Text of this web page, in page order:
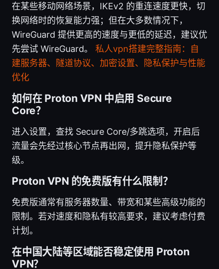
在某些移动网络场景，IKEv2 的重连速度更快，切
换网络时的恢复能力强；但在大多数情况下，
WireGuard 提供更高的速度与更低的延迟，建议优
先尝试 WireGuard。 私人vpn搭建完整指南：自
建服务器、隧道协议、加密设置、隐私保护与性能
优化
如何在 Proton VPN 中启用 Secure
Core？
进入设置，查找 Secure Core/多跳选项，开启后
流量会先经过核心节点再出网，提升隐私保护等
级。
Proton VPN 的免费版有什么限制？
免费版通常有服务器数量、带宽和某些高级功能的
限制。若对速度和隐私有较高要求，建议考虑付费
计划。
在中国大陆等区域能否稳定使用 Proton
VPN？